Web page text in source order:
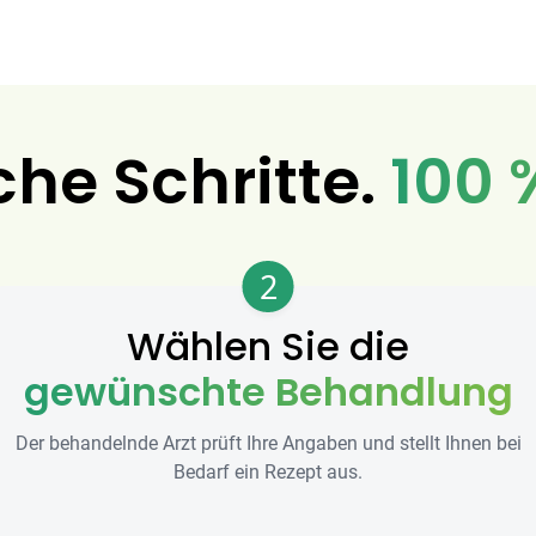
Schritte. 100
2
Wählen Sie die
gewünschte Behandlung
Der behandelnde Arzt prüft Ihre Angaben und stellt Ihnen bei
Bedarf ein Rezept aus.